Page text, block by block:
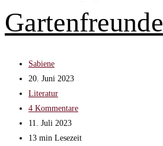
Gartenfreunde
Beitrags-
Autor:
Sabiene
Beitrag
veröffentlicht:
20. Juni 2023
Beitrags-
Kategorie:
Literatur
Beitrags-
Kommentare:
4 Kommentare
Beitrag
zuletzt
11. Juli 2023
Lesedauer:
13 min Lesezeit